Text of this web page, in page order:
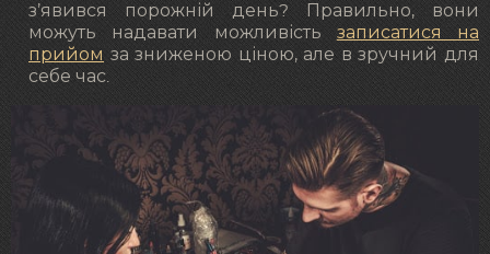
з’явився порожній день? Правильно, вони
можуть надавати можливість записатися на
прийом за зниженою ціною, але в зручний для
себе час.